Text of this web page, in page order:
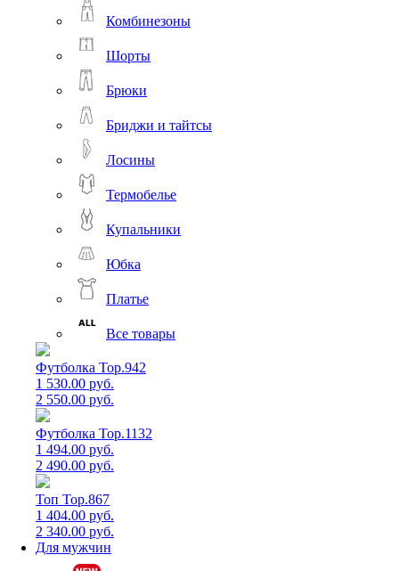
Комбинезоны
Шорты
Брюки
Бриджи и тайтсы
Лосины
Термобелье
Купальники
Юбка
Платье
Все товары
Футболка Top.942
1 530.00 руб.
2 550.00 руб.
Футболка Top.1132
1 494.00 руб.
2 490.00 руб.
Топ Top.867
1 404.00 руб.
2 340.00 руб.
Для мужчин